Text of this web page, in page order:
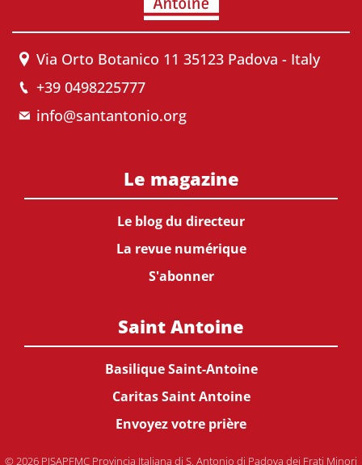
Via Orto Botanico 11 35123 Padova - Italy
+39 0498225777
info@santantonio.org
Le magazine
Le blog du directeur
La revue numérique
S'abonner
Saint Antoine
Basilique Saint-Antoine
Caritas Saint Antoine
Envoyez votre prière
© 2026 PISAPFMC Provincia Italiana di S. Antonio di Padova dei Frati Minori